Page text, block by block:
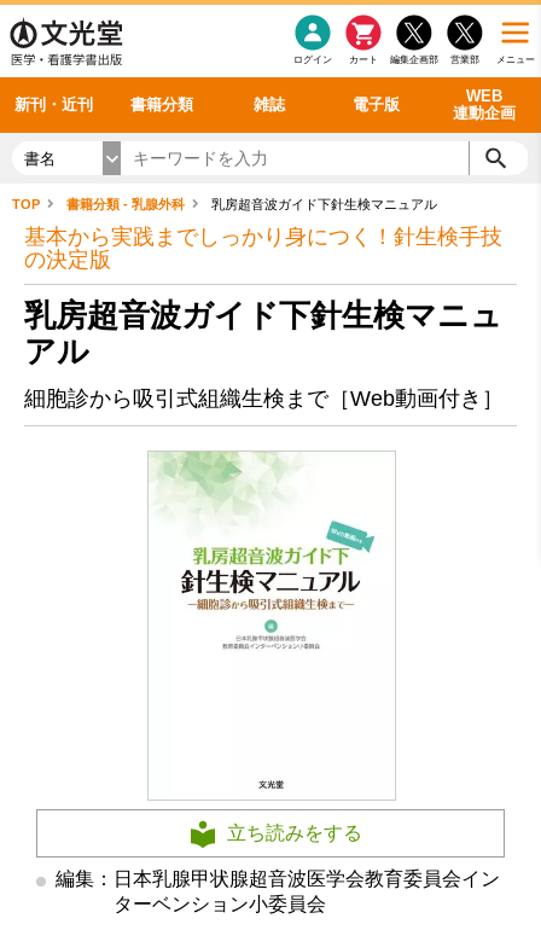
メニュー
営業部
編集企画部
カート
ログイン
新刊・近刊 書籍分類 雑誌 電子版
WEB
連動企画
感染症 老年医学
看護・介護
呼吸器
循環器
シリーズ一覧
雑誌投稿規定
理学療法
雑誌案内・年間購読 最新号 バックナンバー
電子書籍
電子雑誌
書籍「データに基づく臨床動作分析」WEB動画
書籍「眼手術学」WEB動画
書籍「神経症候学 II 改訂第二版」 WEB動画
新刊一覧
今後の発行予定
書名
TOP 書籍分類 - 乳腺外科 乳房超音波ガイド下針生検マニュアル
基本から実践までしっかり身につく！針生検手技
の決定版
乳房超音波ガイド下針生検マニュ
アル
細胞診から吸引式組織生検まで［Web動画付き］
立ち読みをする
編集：日本乳腺甲状腺超音波医学会教育委員会イン
ターベンション小委員会